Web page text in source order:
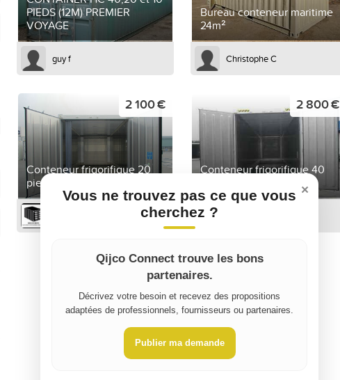
PIEDS (12M) PREMIER
VOYAGE
guy f
Bureau conteneur maritime
24m²
Christophe C
Conteneur frigorifique 20
pieds neuf et occasion
2 100 €
Conteneur frigorifique 40
2 800 €
×
Vous ne trouvez pas ce que vous
cherchez ?
Qijco Connect trouve les bons
partenaires.
Décrivez votre besoin et recevez des propositions
adaptées de professionnels, fournisseurs ou partenaires.
Publier ma demande